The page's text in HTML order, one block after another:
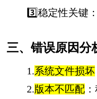
3️⃣稳定性关键
三、错误原因分
1.系统文件损坏
2.版本不匹配